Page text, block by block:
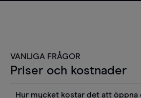
VANLIGA FRÅGOR
Priser och kostnader
Hur mycket kostar det att öppna